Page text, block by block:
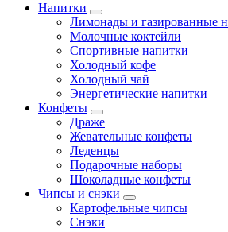
Напитки
Лимонады и газированные
Молочные коктейли
Спортивные напитки
Холодный кофе
Холодный чай
Энергетические напитки
Конфеты
Драже
Жевательные конфеты
Леденцы
Подарочные наборы
Шоколадные конфеты
Чипсы и снэки
Картофельные чипсы
Снэки